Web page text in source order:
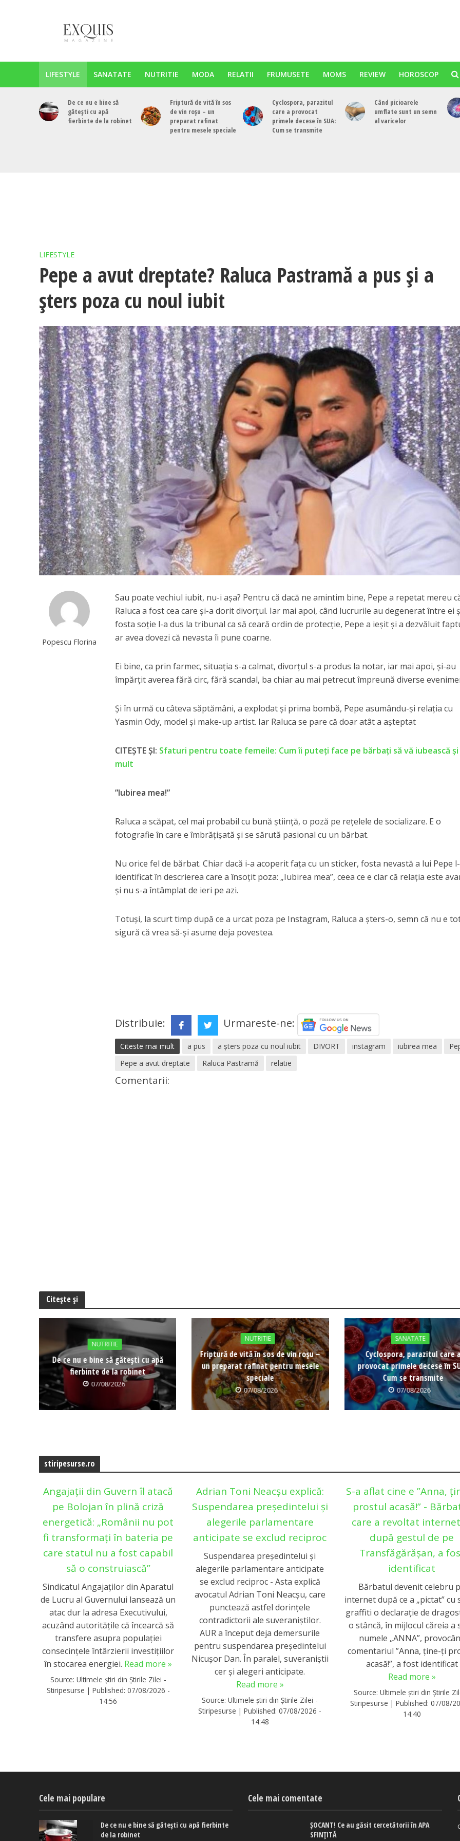
LIFESTYLE SANATATE NUTRITIE MODA RELATII FRUMUSETE MOMS REVIEW HOROSCOP
De ce nu e bine să
gătești cu apă
fierbinte de la robinet
Friptură de vită în sos
de vin roșu – un
preparat rafinat
pentru mesele speciale
Cyclospora, parazitul
care a provocat
primele decese în SUA:
Cum se transmite
Când picioarele
umflate sunt un semn
al varicelor
LIFESTYLE
Pepe a avut dreptate? Raluca Pastramă a pus și a
șters poza cu noul iubit
Popescu Florina
Sau poate vechiul iubit, nu-i așa? Pentru că dacă ne amintim bine, Pepe a repetat mereu
Raluca a fost cea care și-a dorit divorțul. Iar mai apoi, când lucrurile au degenerat între ei
fosta soție l-a dus la tribunal ca să ceară ordin de protecție, Pepe a ieșit și a dezvăluit
ar avea dovezi că nevasta îi pune coarne.
Ei bine, ca prin farmec, situația s-a calmat, divorțul s-a produs la notar, iar mai apoi, și-au
împărțit averea fără circ, fără scandal, ba chiar au mai petrecut împreună diverse
Și în urmă cu câteva săptămâni, a explodat și prima bombă, Pepe asumându-și relația cu
Yasmin Ody, model și make-up artist. Iar Raluca se pare că doar atât a așteptat
CITEȘTE ȘI: Sfaturi pentru toate femeile: Cum îi puteţi face pe bărbaţi să vă iubească şi
mult
”Iubirea mea!”
Raluca a scăpat, cel mai probabil cu bună știință, o poză pe rețelele de socializare. E o
fotografie în care e îmbrățișată și se sărută pasional cu un bărbat.
Nu orice fel de bărbat. Chiar dacă i-a acoperit fața cu un sticker, fosta nevastă a lui Pepe
identificat în descrierea care a însoțit poza: „Iubirea mea”, ceea ce e clar că relația este
și nu s-a întâmplat de ieri pe azi.
Totuși, la scurt timp după ce a urcat poza pe Instagram, Raluca a șters-o, semn că nu e
sigură că vrea să-și asume deja povestea.
Distribuie: Urmareste-ne:
Citeste mai mult a pus a șters poza cu noul iubit DIVORT instagram iubirea mea
Pepe a avut dreptate
Raluca Pastramă relatie
Comentarii:
Citește și
NUTRITIE
De ce nu e bine să gătești cu apă
fierbinte de la robinet
07/08/2026
NUTRITIE
Friptură de vită în sos de vin roșu –
un preparat rafinat pentru mesele
speciale
07/08/2026
SANATATE
Cyclospora, parazitul care
provocat primele decese în
Cum se transmite
07/08/2026
stiripesurse.ro
Angajații din Guvern îl atacă
pe Bolojan în plină criză
energetică: „Românii nu pot
fi transformați în bateria pe
care statul nu a fost capabil
să o construiască”
Sindicatul Angajaților din Aparatul
de Lucru al Guvernului lansează un
atac dur la adresa Executivului,
acuzând autoritățile că încearcă să
transfere asupra populației
consecințele întârzierii investițiilor
în stocarea energiei. Read more »
Source: Ultimele știri din Știrile Zilei -
Stiripesurse | Published: 07/08/2026 -
14:56
Adrian Toni Neacșu explică:
Suspendarea președintelui și
alegerile parlamentare
anticipate se exclud reciproc
Suspendarea președintelui și
alegerile parlamentare anticipate
se exclud reciproc - Asta explică
avocatul Adrian Toni Neacșu, care
punctează astfel dorințele
contradictorii ale suveraniștilor.
AUR a început deja demersurile
pentru suspendarea președintelui
Nicușor Dan. În paralel, suveraniștii
cer și alegeri anticipate.
Read more »
Source:Ultimele știri din Știrile Zilei -
Stiripesurse |Published:07/08/2026 -
14:48
S-a aflat cine e ”Anna,
prostul acasă!” -
care a revoltat
după gestul de pe
Transfăgărășan, a
identificat
Bărbatul devenit celebru
internet după ce a „pictat” cu
graffiti o declaraţie de
o stâncă, în mijlocul căreia a
numele „ANNA”,
comentariul ”Anna, ţine-ţi
acasă!”, a fost identificat
Read more »
Source:Ultimele știri din Știrile
Stiripesurse |Published:07/08/
14:40
Cele mai populare
De ce nu e bine să gătești cu apă fierbinte
de la robinet
Cele mai comentate
ȘOCANT! Ce au găsit cercetătorii în APA
SFINȚITĂ